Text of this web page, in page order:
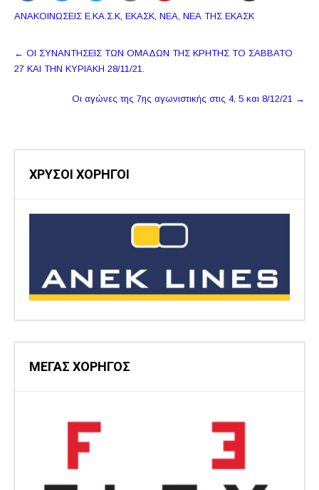
ΑΝΑΚΟΙΝΩΣΕΙΣ Ε.ΚΑ.Σ.Κ, ΕΚΑΣΚ, ΝΕΑ, ΝΕΑ ΤΗΣ ΕΚΑΣΚ
Πλοήγηση
δημοσιεύσεων
← OΙ ΣΥΝΑΝΤΗΣΕΙΣ ΤΩΝ ΟΜΑΔΩΝ ΤΗΣ ΚΡΗΤΗΣ ΤΟ ΣΑΒΒΑΤΟ
27 ΚΑΙ ΤΗΝ ΚΥΡΙΑΚΗ 28/11/21.
Οι αγώνες της 7ης αγωνιστικής στις 4, 5 και 8/12/21 →
ΧΡΥΣΟΙ ΧΟΡΗΓΟΙ
ΜΕΓΑΣ ΧΟΡΗΓΟΣ